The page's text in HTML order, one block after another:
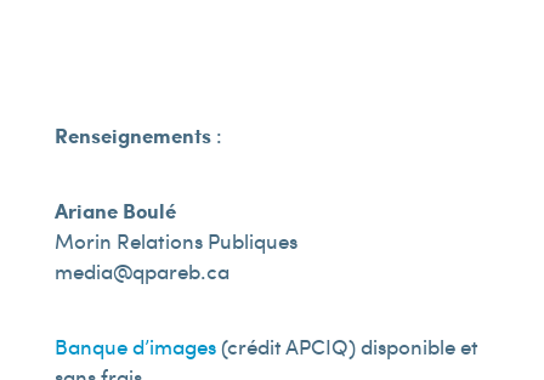
Renseignements :
Ariane Boulé
Morin Relations Publiques
media@qpareb.ca
Banque d’images(crédit APCIQ) disponible et